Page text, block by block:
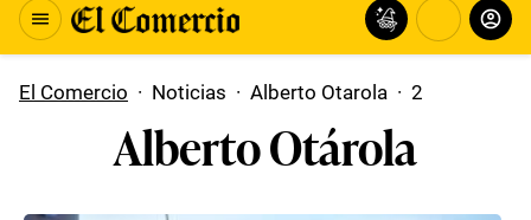
El Comercio · Noticias · Alberto Otarola · 2
Alberto Otárola